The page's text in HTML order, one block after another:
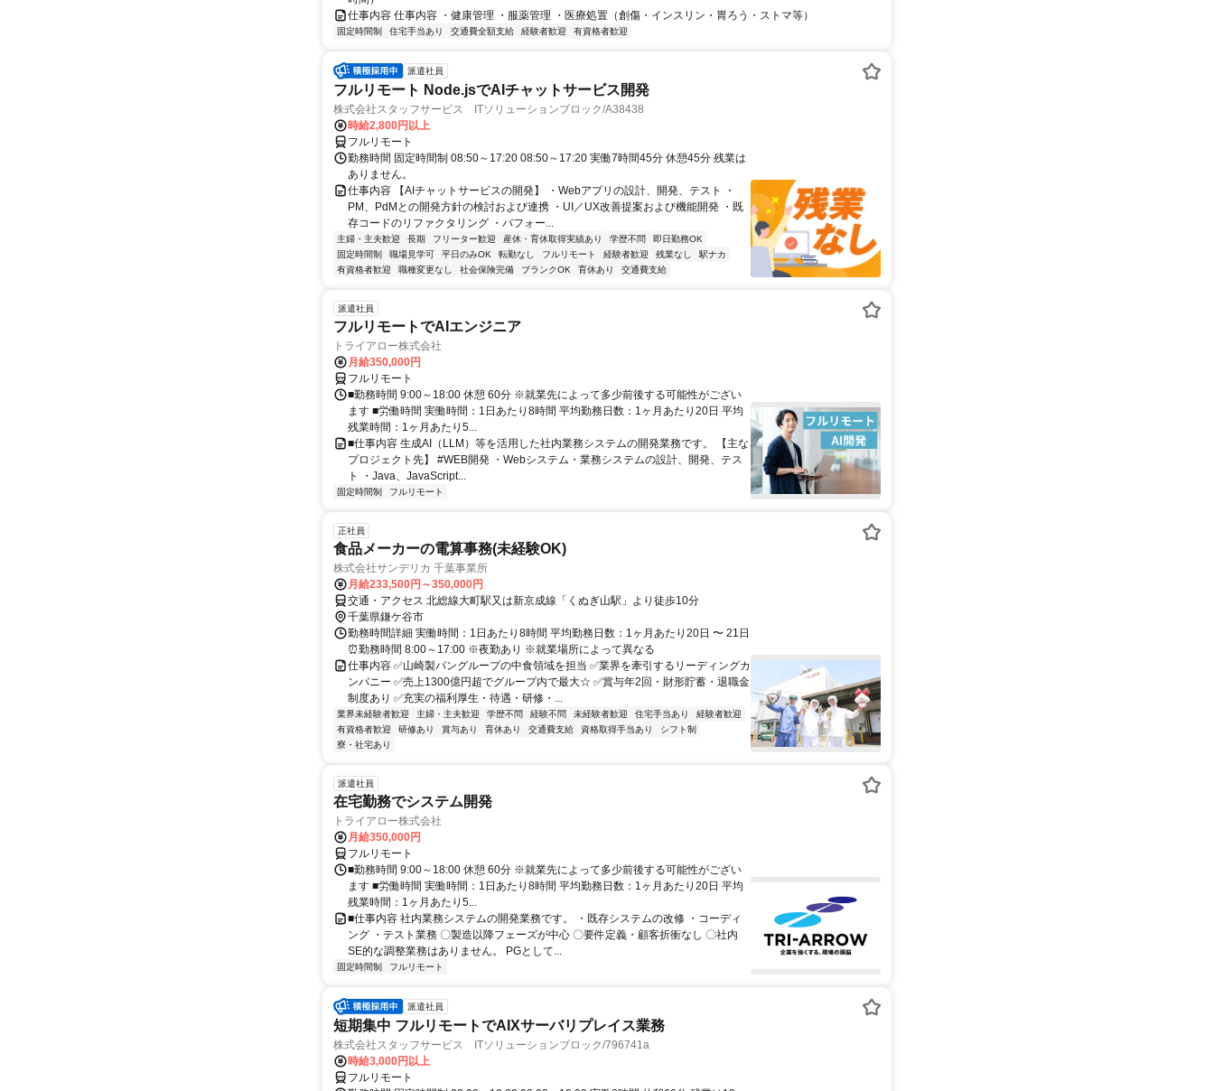
仕事内容 仕事内容 ・健康管理 ・服薬管理 ・医療処置（創傷・インスリン・胃ろう・ストマ等）
固定時間制 住宅手当あり 交通費全額支給 経験者歓迎 有資格者歓迎
派遣社員
フルリモート Node.jsでAIチャットサービス開発
株式会社スタッフサービス ITソリューションブロック/A38438
時給2,800円以上
フルリモート
勤務時間 固定時間制 08:50～17:20 08:50～17:20 実働7時間45分 休憩45分 残業は
ありません。
仕事内容 【AIチャットサービスの開発】 ・Webアプリの設計、開発、テスト ・
PM、PdMとの開発方針の検討および連携 ・UI／UX改善提案および機能開発 ・既
存コードのリファクタリング ・パフォー...
主婦・主夫歓迎 長期 フリーター歓迎 産休・育休取得実績あり 学歴不問
即日勤務OK
固定時間制
職場見学可 平日のみOK 転勤なし フルリモート 経験者歓迎 残業なし
駅ナカ
有資格者歓迎
職種変更なし 社会保険完備 ブランクOK 育休あり 交通費支給
派遣社員
フルリモートでAIエンジニア
トライアロー株式会社
月給350,000円
フルリモート
■勤務時間 9:00～18:00 休憩 60分 ※就業先によって多少前後する可能性がござい
ます ■労働時間 実働時間：1日あたり8時間 平均勤務日数：1ヶ月あたり20日 平均
残業時間：1ヶ月あたり5...
■仕事内容 生成AI（LLM）等を活用した社内業務システムの開発業務です。 【主な
プロジェクト先】 #WEB開発 ・Webシステム・業務システムの設計、開発、テス
ト ・Java、JavaScript...
固定時間制 フルリモート
正社員
食品メーカーの電算事務(未経験OK)
株式会社サンデリカ 千葉事業所
月給233,500円～350,000円
交通・アクセス 北総線大町駅又は新京成線「くぬぎ山駅」より徒歩10分
千葉県鎌ケ谷市
勤務時間詳細 実働時間：1日あたり8時間 平均勤務日数：1ヶ月あたり20日 〜 21日
⏰勤務時間 8:00～17:00 ※夜勤あり ※就業場所によって異なる
仕事内容 ✅山崎製パングループの中食領域を担当 ✅業界を牽引するリーディングカ
ンパニー ✅売上1300億円超でグループ内で最大☆ ✅賞与年2回・財形貯蓄・退職金
制度あり ✅充実の福利厚生・待遇・研修・...
業界未経験者歓迎 主婦・主夫歓迎 学歴不問 経験不問 未経験者歓迎 住宅手当あり
経験者歓迎
有資格者歓迎
研修あり 賞与あり 育休あり 交通費支給 資格取得手当あり
シフト制
寮・社宅あり
派遣社員
在宅勤務でシステム開発
トライアロー株式会社
月給350,000円
フルリモート
■勤務時間 9:00～18:00 休憩 60分 ※就業先によって多少前後する可能性がござい
ます ■労働時間 実働時間：1日あたり8時間 平均勤務日数：1ヶ月あたり20日 平均
残業時間：1ヶ月あたり5...
■仕事内容 社内業務システムの開発業務です。 ・既存システムの改修 ・コーディ
ング ・テスト業務 〇製造以降フェーズが中心 〇要件定義・顧客折衝なし 〇社内
SE的な調整業務はありません。 PGとして...
固定時間制 フルリモート
派遣社員
短期集中 フルリモートでAIXサーバリプレイス業務
株式会社スタッフサービス ITソリューションブロック/796741a
時給3,000円以上
フルリモート